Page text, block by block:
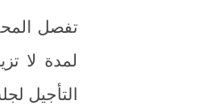
تفصل
لمدة لا
التأجيل